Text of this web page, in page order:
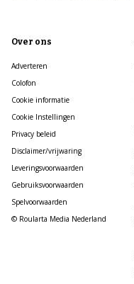
Over ons
Adverteren
Colofon
Cookie informatie
Cookie Instellingen
Privacy beleid
Disclaimer/vrijwaring
Leveringsvoorwaarden
Gebruiksvoorwaarden
Spelvoorwaarden
© Roularta Media Nederland